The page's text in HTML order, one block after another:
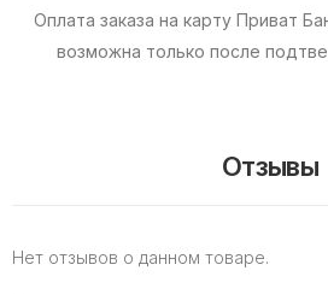
Оплата заказа на карту Приват
возможна только после
Отзывы
Нет отзывов о данном товаре.